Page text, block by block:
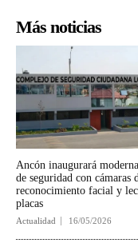
Más noticias
Ancón inaugurará
de seguridad con cámaras
reconocimiento facial y
placas
Actualidad 16/05/2026